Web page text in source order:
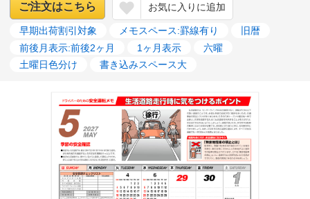
ご注文はこちら お気に入りに追加
早期出荷割引対象 メモスペース:罫線有り
旧暦
前後月表示:前後2ヶ月
1ヶ月表示
六曜
土曜日色分け
書き込みスペース大